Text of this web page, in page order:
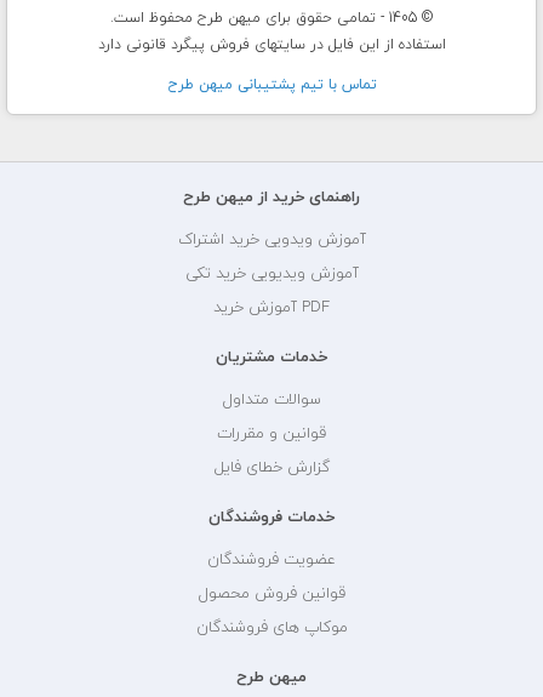
© 1405 - تمامی حقوق برای میهن طرح محفوظ است.
استفاده از این فایل در سایتهای فروش پیگرد قانونی دارد
تماس با تيم پشتيبانی ميهن طرح
راهنمای خرید از میهن طرح
آموزش ویدویی خرید اشتراک
آموزش ویدیویی خرید تکی
PDF آموزش خرید
خدمات مشتریان
سوالات متداول
قوانین و مقررات
گزارش خطای فایل
خدمات فروشندگان
عضویت فروشندگان
قوانین فروش محصول
موکاپ های فروشندگان
میهن طرح